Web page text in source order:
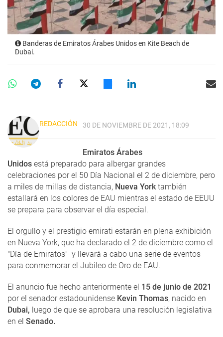
Banderas de Emiratos Árabes Unidos en Kite Beach de
Dubai.
REDACCIÓN 30 DE NOVIEMBRE DE 2021, 18:09
Emiratos Árabes
Unidos está preparado para albergar grandes
celebraciones por el 50 Día Nacional el 2 de diciembre, pero
a miles de millas de distancia, Nueva York también
estallará en los colores de EAU mientras el estado de EEUU
se prepara para observar el día especial.
El orgullo y el prestigio emirati estarán en plena exhibición
en Nueva York, que ha declarado el 2 de diciembre como el
"Día de Emiratos" y llevará a cabo una serie de eventos
para conmemorar el Jubileo de Oro de EAU.
El anuncio fue hecho anteriormente el 15 de junio de 2021
por el senador estadounidense Kevin Thomas, nacido en
Dubai, luego de que se aprobara una resolución legislativa
en el Senado.